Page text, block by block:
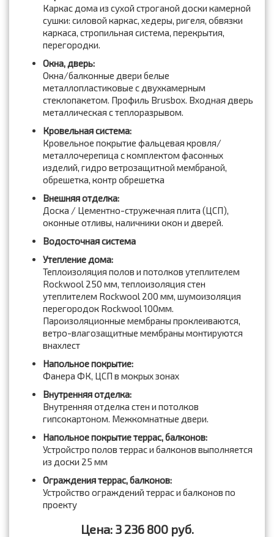
Каркас дома из сухой строганой доски камерной
сушки: силовой каркас, хедеры, ригеля, обвязки
каркаса, стропильная система, перекрытия,
перегородки.
Окна, дверь:
Окна/балконные двери белые
металлопластиковые с двухкамерным
стеклопакетом. Профиль Brusbox. Входная дверь
металлическая с теплоразрывом.
Кровельная система:
Кровельное покрытие фальцевая кровля/
металлочерепица с комплектом фасонных
изделий, гидро ветрозащитной мембраной,
обрешетка, контр обрешетка
Внешняя отделка:
Доска / Цементно-стружечная плита (ЦСП),
оконные отливы, наличники окон и дверей.
Водосточная система
Утепление дома:
Теплоизоляция полов и потолков утеплителем
Rockwool 250 мм, теплоизоляция стен
утеплителем Rockwool 200 мм, шумоизоляция
перегородок Rockwool 100мм.
Пароизоляционные мембраны проклеиваются,
ветро-влагозащитные мембраны монтируются
внахлест
Напольное покрытие:
Фанера ФК, ЦСП в мокрых зонах
Внутренняя отделка:
Внутренняя отделка стен и потолков
гипсокартоном. Межкомнатные двери.
Напольное покрытие террас, балконов:
Устройстро полов террас и балконов выполняется
из доски 25 мм
Ограждения террас, балконов:
Устройство ограждений террас и балконов по
проекту
Цена: 3 236 800 руб.